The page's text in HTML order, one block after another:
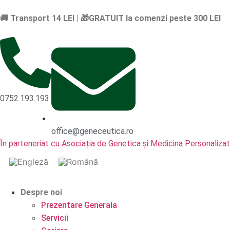
🚚 Transport 14 LEI | 🎁GRATUIT la comenzi peste 300 LEI
0752.193.193
office@geneceutica.ro
În parteneriat cu Asociația de Genetica și Medicina
Despre noi
Prezentare Generala
Servicii